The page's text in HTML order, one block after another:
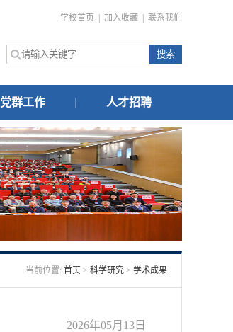
学校首页 加入收藏 联系我们
党群工作 人才招聘
当前位置: 首页 > 科学研究 > 学术成果
2026年05月13日